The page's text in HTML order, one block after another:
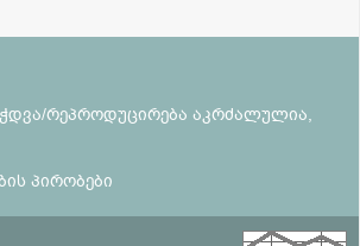
რეპროდუცირება აკრძალულია,
პირობები